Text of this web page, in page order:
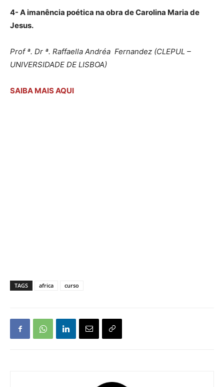
4- A imanência poética na obra de Carolina Maria de
Jesus.
Prof ª. Dr ª. Raffaella Andréa Fernandez (CLEPUL –
UNIVERSIDADE DE LISBOA)
SAIBA MAIS AQUI
TAGS africa curso